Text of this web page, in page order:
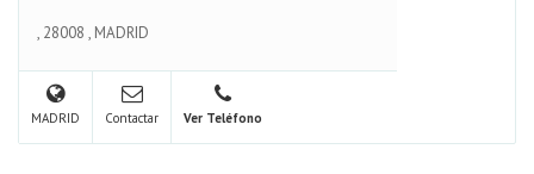
, 28008 , MADRID
MADRID Contactar Ver Teléfono